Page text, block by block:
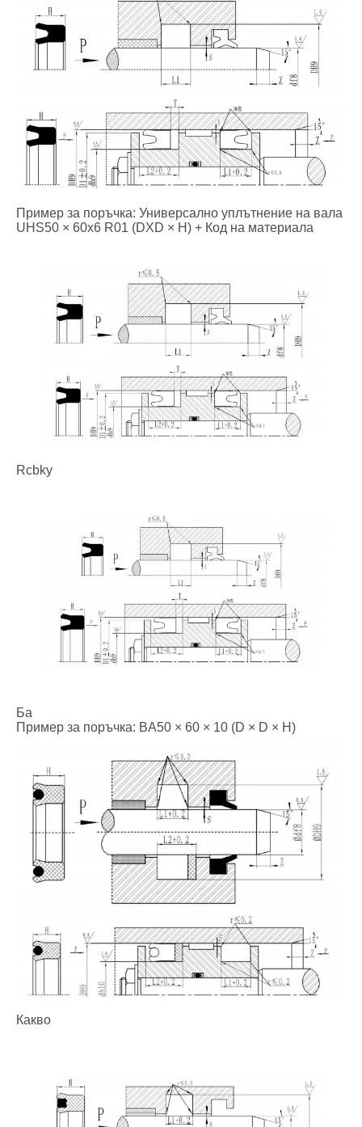
Пример за поръчка: Универсално уплътнение на вала
UHS50 × 60x6 R01 (DXD × H) + Код на материала
Rcbky
Ба
Пример за поръчка: BA50 × 60 × 10 (D × D × H)
Какво